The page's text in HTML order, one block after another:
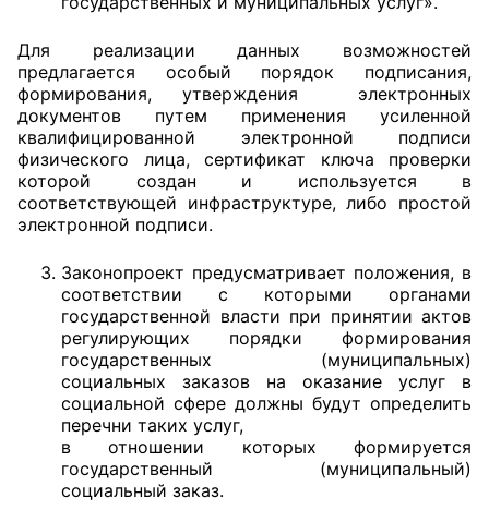
УСТАВ ГКУ “АППАРАТ ОП КО”
Доходы руководителя за 2024 г.
Для реализации данных возможностей
предлагается особый порядок подписания,
формирования, утверждения электронных
документов путем применения усиленной
квалифицированной электронной подписи
физического лица, сертификат ключа проверки
которой создан и используется в
соответствующей инфраструктуре, либо простой
электронной подписи.
Законопроект предусматривает положения, в
соответствии с которыми органами
государственной власти при принятии актов
регулирующих порядки формирования
государственных (муниципальных)
социальных заказов на оказание услуг в
социальной сфере должны будут определить
перечни таких услуг,
в отношении которых формируется
государственный (муниципальный)
социальный заказ.